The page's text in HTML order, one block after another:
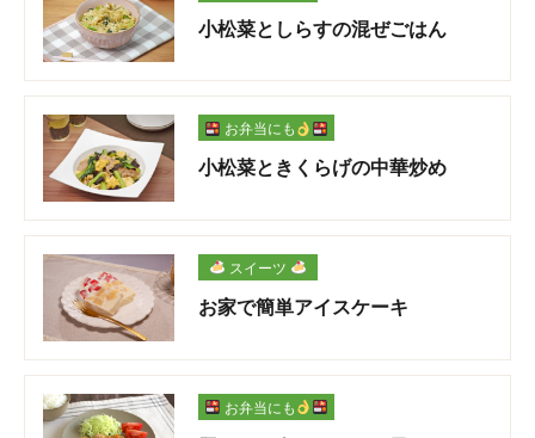
小松菜としらすの混ぜごはん
お弁当にも
小松菜ときくらげの中華炒め
スイーツ
お家で簡単アイスケーキ
お弁当にも